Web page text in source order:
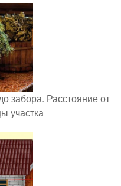
забора. Расстояние от
участка